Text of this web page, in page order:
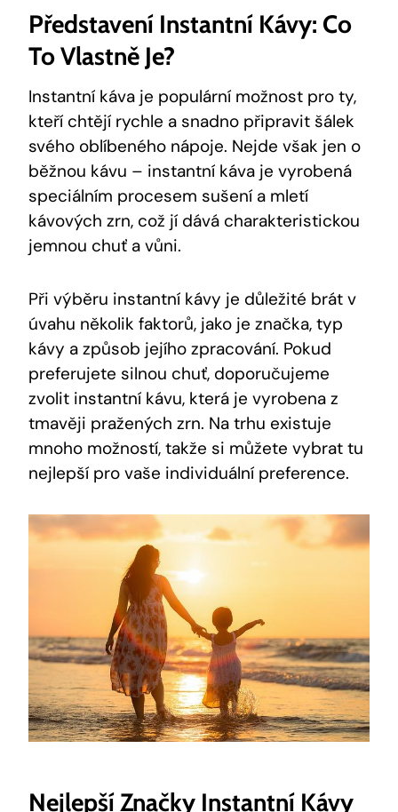
Představení Instantní Kávy: Co
To Vlastně Je?
Instantní káva je populární možnost pro ty,
kteří chtějí rychle a snadno připravit šálek
svého oblíbeného nápoje. Nejde však jen o
běžnou kávu – instantní káva je vyrobená
speciálním procesem sušení a mletí
kávových zrn, což jí dává charakteristickou
jemnou chuť a vůni.
Při výběru instantní kávy je důležité brát v
úvahu několik faktorů, jako je značka, typ
kávy a způsob jejího zpracování. Pokud
preferujete silnou chuť, doporučujeme
zvolit instantní kávu, která je vyrobena z
tmavěji pražených zrn. Na trhu existuje
mnoho možností, takže si můžete vybrat tu
nejlepší pro vaše individuální preference.
Nejlepší Značky Instantní Kávy